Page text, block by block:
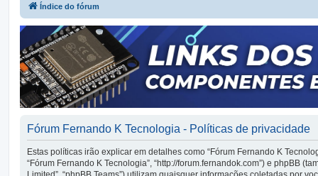
Índice do fórum
Fórum Fernando K Tecnologia - Políticas de privacidade
Estas políticas irão explicar em detalhes como “Fórum Fernando K
“Fórum Fernando K Tecnologia”, “http://forum.fernandok.com”) e phpBB